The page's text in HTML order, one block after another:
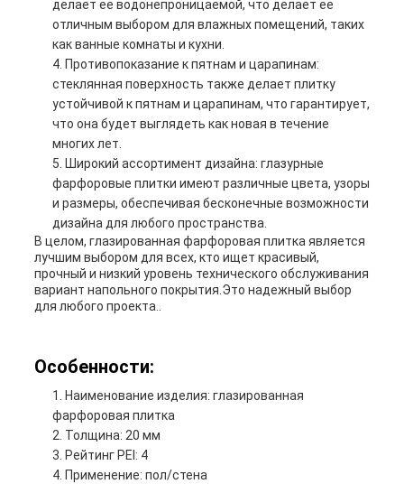
делает ее водонепроницаемой, что делает ее
отличным выбором для влажных помещений, таких
как ванные комнаты и кухни.
Противопоказание к пятнам и царапинам:
стеклянная поверхность также делает плитку
устойчивой к пятнам и царапинам, что гарантирует,
что она будет выглядеть как новая в течение
многих лет.
Широкий ассортимент дизайна: глазурные
фарфоровые плитки имеют различные цвета, узоры
и размеры, обеспечивая бесконечные возможности
дизайна для любого пространства.
В целом, глазированная фарфоровая плитка является
лучшим выбором для всех, кто ищет красивый,
прочный и низкий уровень технического обслуживания
вариант напольного покрытия.Это надежный выбор
для любого проекта..
Особенности:
Наименование изделия: глазированная
фарфоровая плитка
Толщина: 20 мм
Рейтинг PEI: 4
Применение: пол/стена